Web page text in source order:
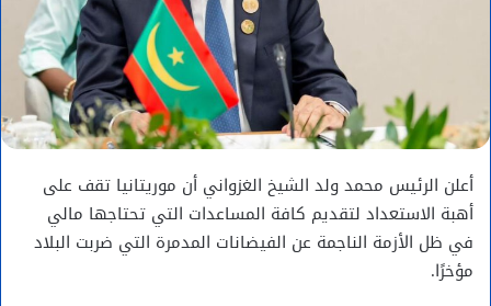
أعلن الرئيس محمد ولد الشيخ الغزواني أن موريتانيا تقف على
أهبة الاستعداد لتقديم كافة المساعدات التي تحتاجها مالي
في ظل الأزمة الناجمة عن الفيضانات المدمرة التي ضربت البلاد
مؤخرًا.